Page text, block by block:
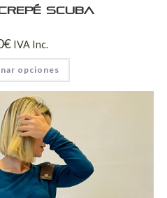
Scuba
€ IVA Inc.
opciones